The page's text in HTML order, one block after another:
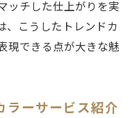
ッチした仕上がりを実
、こうしたトレンドカ
現できる点が大きな魅
ラーサービス紹介